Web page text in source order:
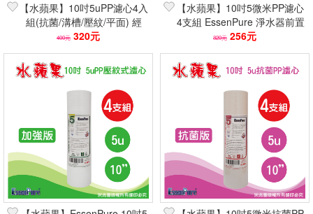
【水蘋果】10吋5uPP濾心4入
組(抗菌/溝槽/壓紋/平面) 經
SGS檢測抗菌99%
400元 320元
【水蘋果】10吋5微米PP濾心
4支組 EssenPure 淨水器前置
濾芯(NSF認證/高效除泥沙)
320元 256元